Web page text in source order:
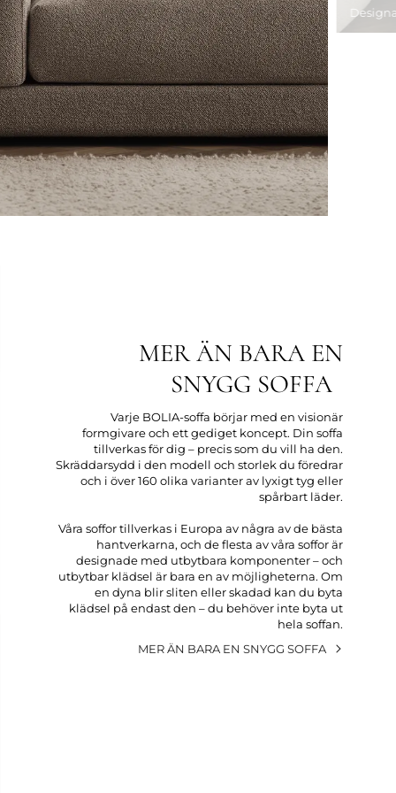
MER ÄN BARA EN
SNYGG SOFFA
Varje BOLIA-soffa börjar med en visionär
formgivare och ett gediget koncept. Din soffa
tillverkas för dig – precis som du vill ha den.
Skräddarsydd i den modell och storlek du föredrar
och i över 160 olika varianter av lyxigt tyg eller
spårbart läder.
Våra soffor tillverkas i Europa av några av de bästa
hantverkarna, och de flesta av våra soffor är
designade med utbytbara komponenter – och
utbytbar klädsel är bara en av möjligheterna. Om
en dyna blir sliten eller skadad kan du byta
klädsel på endast den – du behöver inte byta ut
hela soffan.
MER ÄN BARA EN SNYGG SOFFA